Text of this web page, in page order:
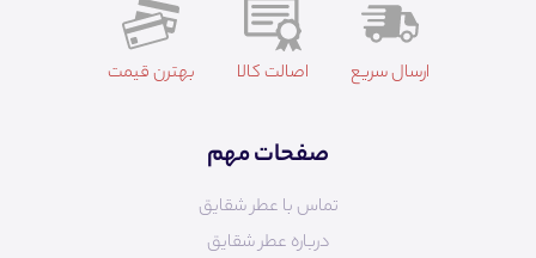
ارسال سریع اصالت کالا بهترن قیمت
صفحات مهم
تماس با عطر شقایق
درباره عطر شقایق